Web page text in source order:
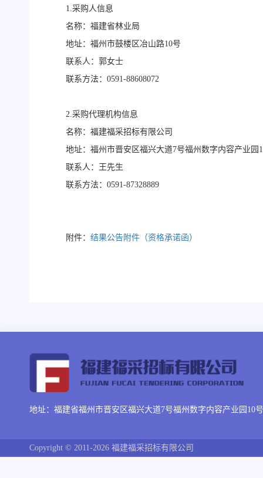
1. 采购人信息
名称：福建省林业局
地址： 福州市鼓楼区冶山路10号
联系人：郭女士
联系方法：0591-88608072
2. 采购代理机构信息
名称：福建福采招标有限公司
地址：福州市晋安区福兴大道7号福州数字内容产业园
联系人：王先生
联系方法： 0591-87328889
附件： 结果公告附件（资格承诺函）
地址：福建省福州市晋安区福兴大道7号福州数字内容产业园10
Copyright © 2011-2026 福建福采招标有限公司